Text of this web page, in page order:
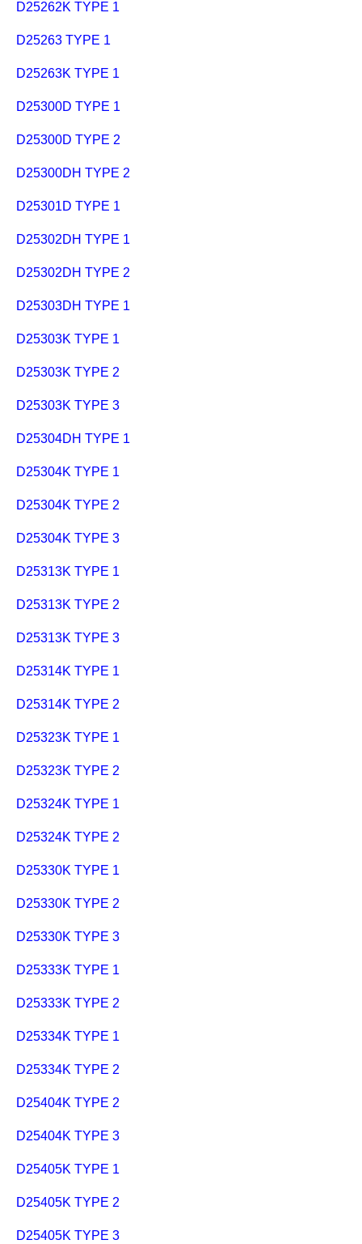
D25262K TYPE 1
D25263 TYPE 1
D25263K TYPE 1
D25300D TYPE 1
D25300D TYPE 2
D25300DH TYPE 2
D25301D TYPE 1
D25302DH TYPE 1
D25302DH TYPE 2
D25303DH TYPE 1
D25303K TYPE 1
D25303K TYPE 2
D25303K TYPE 3
D25304DH TYPE 1
D25304K TYPE 1
D25304K TYPE 2
D25304K TYPE 3
D25313K TYPE 1
D25313K TYPE 2
D25313K TYPE 3
D25314K TYPE 1
D25314K TYPE 2
D25323K TYPE 1
D25323K TYPE 2
D25324K TYPE 1
D25324K TYPE 2
D25330K TYPE 1
D25330K TYPE 2
D25330K TYPE 3
D25333K TYPE 1
D25333K TYPE 2
D25334K TYPE 1
D25334K TYPE 2
D25404K TYPE 2
D25404K TYPE 3
D25405K TYPE 1
D25405K TYPE 2
D25405K TYPE 3